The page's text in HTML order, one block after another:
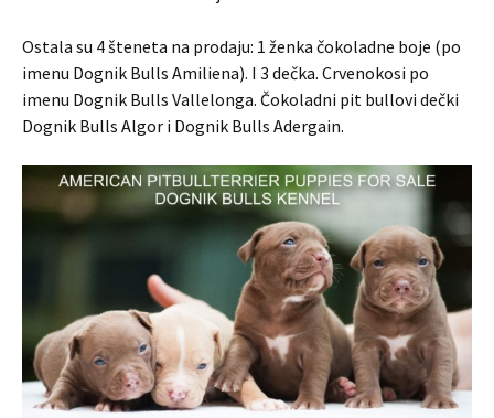
Ostala su 4 šteneta na prodaju: 1 ženka čokoladne boje (po
imenu Dognik Bulls Amiliena). I 3 dečka. Crvenokosi po
imenu Dognik Bulls Vallelonga. Čokoladni pit bullovi dečki
Dognik Bulls Algor i Dognik Bulls Adergain.